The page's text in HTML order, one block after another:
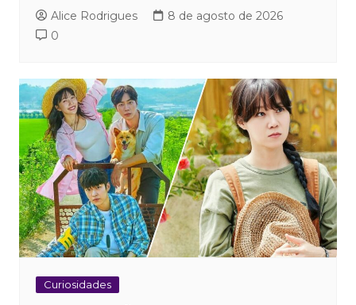
Alice Rodrigues
8 de agosto de 2026
0
Curiosidades